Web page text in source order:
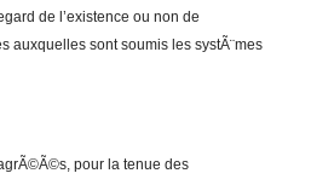
de l’existence ou non de
sont soumis les systÃ¨mes
pour la tenue des